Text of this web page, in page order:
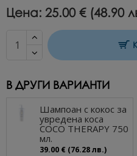
Цена: 25.00 € (48.90
В ДРУГИ ВАРИАНТИ
Шампоан с кокос за
увредена коса
COCO THERAPY 750
мл.
39.00 € (76.28 лв.)